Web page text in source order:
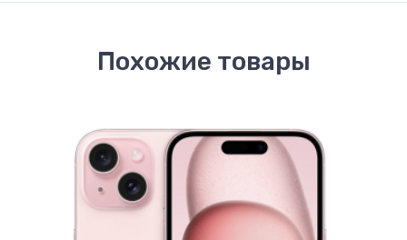
Похожие товары